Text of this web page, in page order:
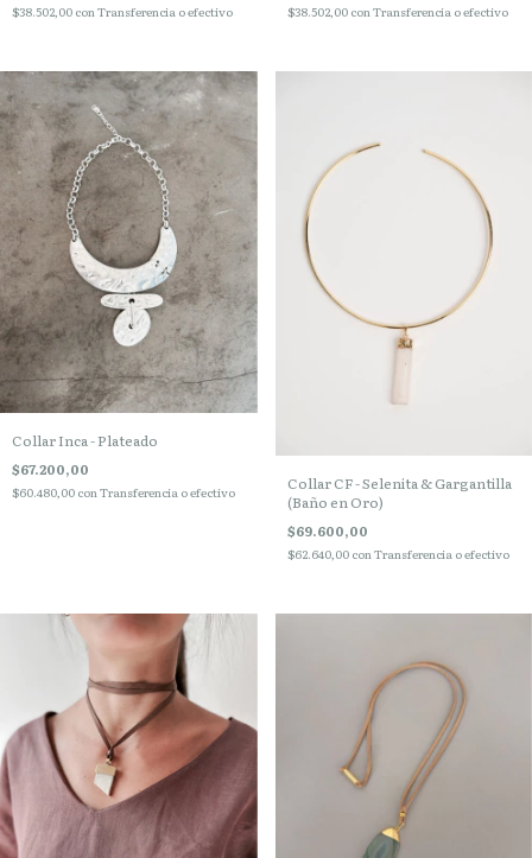
$38.502,00 con Transferencia o efectivo $38.502,00 con Transferencia o efectivo
Collar Inca - Plateado
$67.200,00
$60.480,00 conTransferencia o efectivo
Collar CF - Selenita & Gargantilla
(Baño en Oro)
$69.600,00
$62.640,00 conTransferencia o efectivo